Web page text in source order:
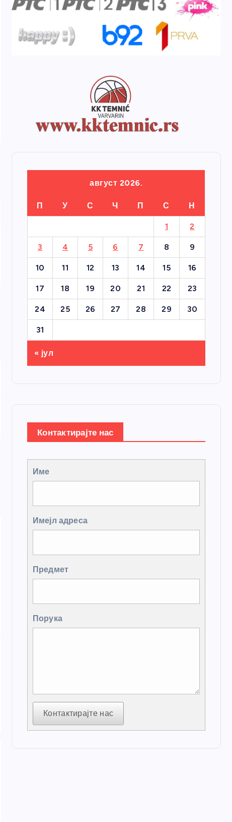
август 2026.
П У С Ч П С Н
1 2
3 4 5 6 7 8 9
10 11 12 13 14 15 16
17 18 19 20 21 22 23
24 25 26 27 28 29 30
31
« јул
Контактирајте нас
Име
Имејл адреса
Предмет
Порука
Контактирајте нас